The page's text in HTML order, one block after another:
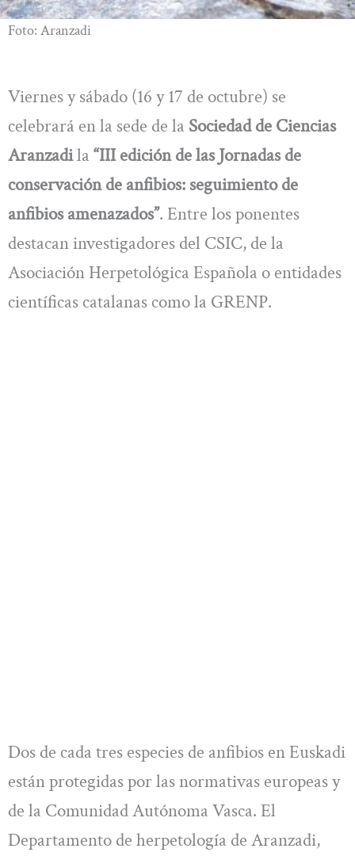
Foto: Aranzadi
Viernes y sábado (16 y 17 de octubre) se
celebrará en la sede de la Sociedad de Ciencias
Aranzadila “III edición de las Jornadas de
conservación de anfibios: seguimiento de
anfibios amenazados”. Entre los ponentes
destacan investigadores del CSIC, de la
Asociación Herpetológica Española o entidades
científicas catalanas como la GRENP.
Dos de cada tres especies de anfibios en Euskadi
están protegidas por las normativas europeas y
de la Comunidad Autónoma Vasca. El
Departamento de herpetología de Aranzadi,